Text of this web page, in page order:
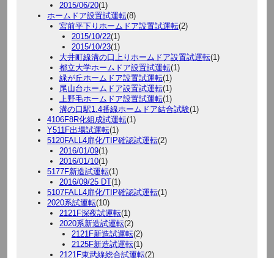
2015/06/20(1)
ホームドア設置試運転(8)
宮前平下りホームドア設置試運転(2)
2015/10/22(1)
2015/10/23(1)
大井町線溝の口上りホームドア設置試運転(1)
都立大学ホームドア設置試運転(1)
緑が丘ホームドア設置試運転(1)
尾山台ホームドア設置試運転(1)
上野毛ホームドア設置試運転(1)
溝の口駅1.4番線ホームドア結合試験(1)
4106F8R化組成試運転(1)
Y511F出場試運転(1)
5120FALL4扉化/TIP確認試運転(2)
2016/01/09(1)
2016/01/10(1)
5177F新造試運転(1)
2016/09/25 DT(1)
5107FALL4扉化/TIP確認試運転(1)
2020系試運転(10)
2121F深夜試運転(1)
2020系新造試運転(2)
2121F新造試運転(2)
2125F新造試運転(1)
2121F東武線総合試運転(2)